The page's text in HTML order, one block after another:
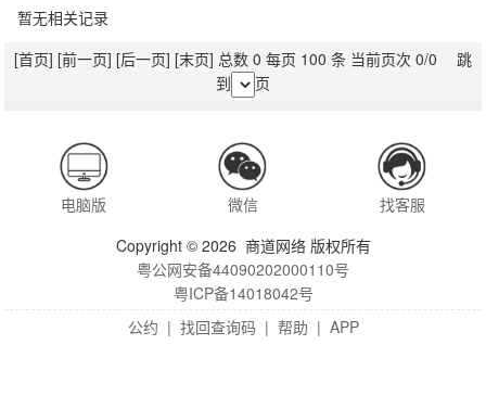
暂无相关记录
[首页] [前一页] [后一页] [末页] 总数 0 每页 100 条 当前页次 0/0 跳
到
页
电脑版 微信
找客服
Copyright © 2026 商道网络 版权所有
粤公网安备44090202000110号
粤ICP备14018042号
公约 | 找回查询码 | 帮助 | APP